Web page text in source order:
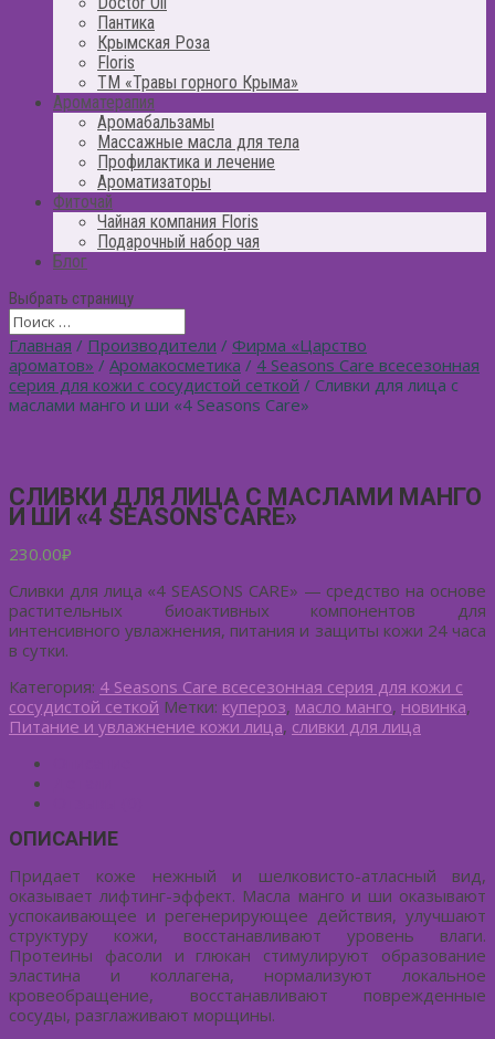
Пантика
Крымская Роза
Floris
ТМ «Травы горного Крыма»
Ароматерапия
Аромабальзамы
Массажные масла для тела
Профилактика и лечение
Ароматизаторы
Фиточай
Чайная компания Floris
Подарочный набор чая
Блог
Выбрать страницу
Главная / Производители / Фирма «Царство
ароматов» / Аромакосметика / 4 Seasons Care всесезонная
серия для кожи с сосудистой сеткой / Сливки для лица с
маслами манго и ши «4 Seasons Care»
СЛИВКИ ДЛЯ ЛИЦА С МАСЛАМИ МАНГО
И ШИ «4 SEASONS CARE»
230.00₽
Сливки для лица «4 SEASONS CARE» — средство на основе
растительных биоактивных компонентов для
интенсивного увлажнения, питания и защиты кожи 24 часа
в сутки.
Категория: 4 Seasons Care всесезонная серия для кожи с
сосудистой сеткой Метки: купероз, масло манго, новинка,
Питание и увлажнение кожи лица, сливки для лица
ОПИСАНИЕ
Придает коже нежный и шелковисто-атласный вид,
оказывает лифтинг-эффект. Масла манго и ши оказывают
успокаивающее и регенерирующее действия, улучшают
структуру кожи, восстанавливают уровень влаги.
Протеины фасоли и глюкан стимулируют образование
эластина и коллагена, нормализуют локальное
кровеобращение, восстанавливают поврежденные
сосуды, разглаживают морщины.